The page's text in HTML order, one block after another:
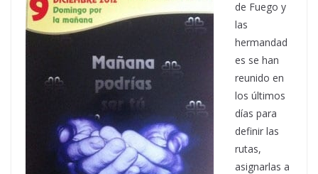
de Fuego y
las
hermandad
es se han
reunido en
los últimos
días para
definir las
rutas,
asignarlas a